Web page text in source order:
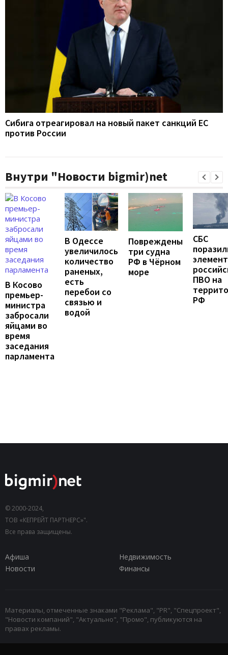
Сибига отреагировал на новый пакет санкций ЕС
против России
Внутри "Новости bigmir)net
В Косово
премьер-
министра
забросали
яйцами во
время
заседания
парламента
В Одессе
увеличилось
количество
раненых,
есть
перебои со
связью и
водой
Повреждены
три судна
РФ в Чёрном
море
СБС
ПВО на
РФ
© 2000-2024,
ТОВ «КЕПРЕЙТ ПАРТНЕРС»".
Все права защищены.
Афиша
Недвижимость
Новости
Финансы
Материалы, отмеченные знаками "Реклама", "PR", "Спецпроект",
"Новости компаний", "Актуально", "Промо", публикуются на
правах рекламы.